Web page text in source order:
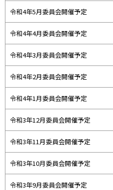
令和4年5月委員会開催予定
令和4年4月委員会開催予定
令和4年3月委員会開催予定
令和4年2月委員会開催予定
令和4年1月委員会開催予定
令和3年12月委員会開催予定
令和3年11月委員会開催予定
令和3年10月委員会開催予定
令和3年9月委員会開催予定